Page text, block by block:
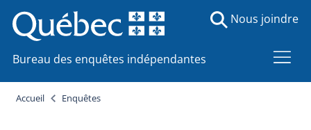
Bureau des enquêtes indépendantes
Nous joindre
Accueil Enquêtes